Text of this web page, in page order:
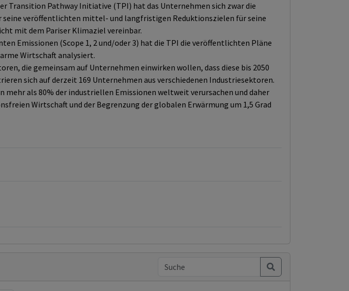
Transition Pathway Initiative (TPI) hat das Unternehmen sich zwar die
seine veröffentlichten mittel- und langfristigen Reduktionszielen für seine
mit dem Pariser Klimaziel vereinbar.
Emissionen (Scope 1, 2 und/oder 3) hat die TPI die veröffentlichten Pläne
Wirtschaft analysiert.
die gemeinsam auf Unternehmen einwirken wollen, dass diese bis 2050
sich auf derzeit 169 Unternehmen aus verschiedenen Industriesektoren.
mehr als 80% der industriellen Emissionen weltweit verursachen und daher
Wirtschaft und der Begrenzung der globalen Erwärmung um 1,5 Grad